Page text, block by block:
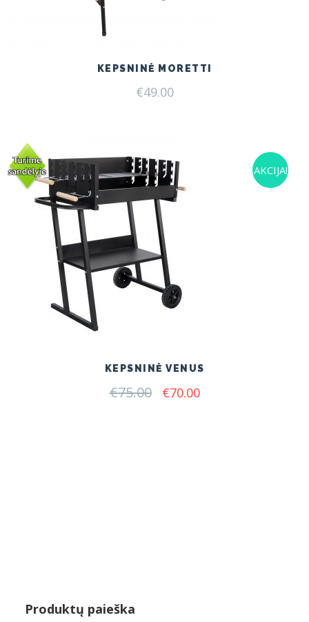
KEPSNINĖ MORETTI
€49.00
AKCIJA!
KEPSNINĖ VENUS
€75.00 Original
€70.00Current
Produktų paieška